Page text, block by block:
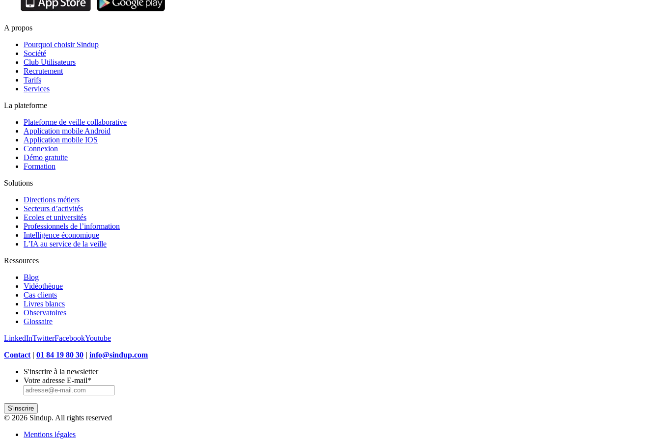
A propos
Pourquoi choisir Sindup
Société
Club Utilisateurs
Recrutement
Tarifs
Services
La plateforme
Plateforme de veille collaborative
Application mobile Android
Application mobile IOS
Connexion
Démo gratuite
Formation
Solutions
Directions métiers
Secteurs d’activités
Ecoles et universités
Professionnels de l’information
Intelligence économique
L’IA au service de la veille
Ressources
Blog
Vidéothèque
Cas clients
Livres blancs
Observatoires
Glossaire
LinkedInTwitterFacebookYoutube
Contact | 01 84 19 80 30 | info@sindup.com
S'inscrire à la newsletter
Votre adresse E-mail*
S'inscrire
© 2026 Sindup. All rights reserved
Mentions légales